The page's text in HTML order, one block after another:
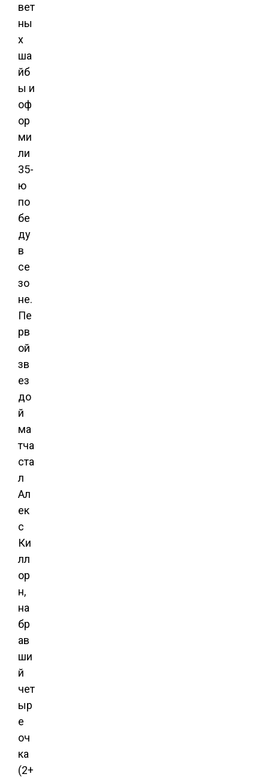
вет
ны
х
ша
йб
ы и
оф
ор
ми
ли
35-
ю
по
бе
ду
в
се
зо
не.
Пе
рв
ой
зв
ез
до
й
ма
тча
ста
л
Ал
ек
с
Ки
лл
ор
н,
на
бр
ав
ши
й
чет
ыр
е
оч
ка
(2+